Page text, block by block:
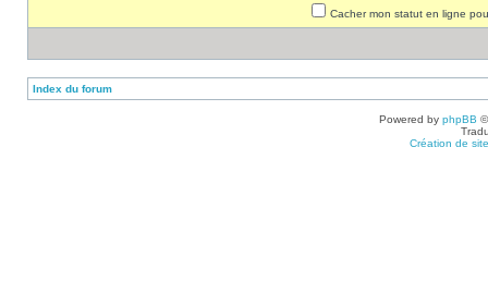
Cacher mon statut en ligne
Index du forum
Powered by phpBB
Création de